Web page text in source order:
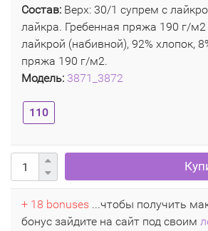
Состав: Верх: 30/1 супрем с
лайкра. Гребенная пряжа 190 г/
лайкрой (набивной), 92% хлопок,
пряжа 190 г/м2.
Модель: 3871_3872
110
+ 18 bonuses ...чтобы получить
бонус зайдите на сайт под своим